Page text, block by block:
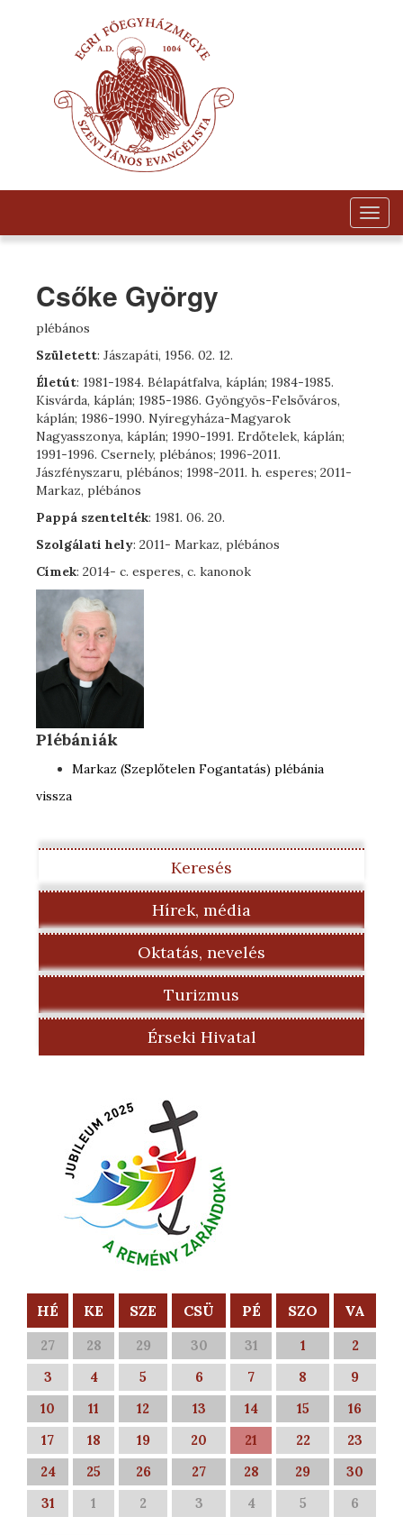
Csőke György
plébános
Született: Jászapáti, 1956. 02. 12.
Életút: 1981-1984. Bélapátfalva, káplán; 1984-1985.
Kisvárda, káplán; 1985-1986. Gyöngyös-Felsőváros,
káplán; 1986-1990. Nyíregyháza-Magyarok
Nagyasszonya, káplán; 1990-1991. Erdőtelek, káplán;
1991-1996. Csernely, plébános; 1996-2011.
Jászfényszaru, plébános; 1998-2011. h. esperes; 2011-
Markaz, plébános
Pappá szentelték: 1981. 06. 20.
Szolgálati hely: 2011- Markaz, plébános
Címek: 2014- c. esperes, c. kanonok
Plébániák
Markaz (Szeplőtelen Fogantatás) plébánia
vissza
Keresés
Hírek, média
Oktatás, nevelés
Turizmus
Érseki Hivatal
HÉ KE SZE CSÜ PÉ SZO VA
27 28 29 30 31 1
2
3
4 5 6 7 8
9
10
11 12 13 14 15
16
17
18 19 20 21 22
23
24
25 26 27 28 29
30
31
1 2 3 4 5 6